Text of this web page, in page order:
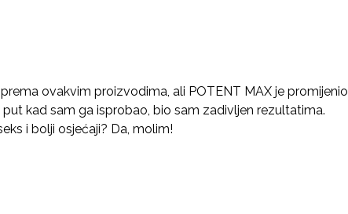
ovakvim proizvodima, ali POTENT MAX je promijenio
put kad sam ga isprobao, bio sam zadivljen rezultatima.
i bolji osjećaji? Da, molim!